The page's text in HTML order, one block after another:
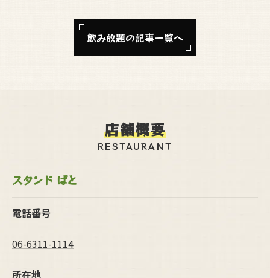
飲み放題の記事一覧へ
店舗概要
RESTAURANT
スタンド ぱと
電話番号
06-6311-1114
所在地